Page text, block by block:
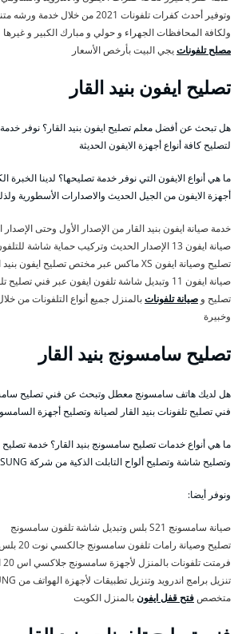
وتوفير أحدث كفرات تلفونات 2021 من
ولكافة المحافظات الجهراء و حولي و مبارك الكبير و غيرها
مصلح تلفوناتيجي البيت بأرخص الأسعار
تصليح ايفون بنيد القار
هل تبحث عن أفضل معلم تصليح ايفون بنيد القار؟ نوفر خدمة
لتصليح كافة أنواع أجهزة الايفون الحديثة
ما هي أنواع الايفون التي نوفر خدمة تصليحها؟ لدينا الخبرة
أجهزة الايفون من الجيل الحديث والاصدارات الأسطورية
خدمة صيانة ايفون بنيد القار من الإصدار الأول وحتى الإصدار
صيانة ايفون 13 الإصدار الحديث وتركيب حماية شاشة للتلفون
تصليح وصيانة ايفون XS ماكس عبر مختص تصليح ايفون بنيد القار
صيانة ايفون 11 وتبديل شاشة تلفون ايفون عبر فني تصليح تلفونات يجي البيت
تصليح و صيانة تلفوناتبالمنزل جميع أنواع التلفونات من
وخبيرة
تصليح سامسونج بنيد القار
هل لديك هاتف سامسونج معطل وتبحث عن فني تصليح
فني تصليح تلفونات بنيد القار لصيانة وتصليح أجهزة
ما هي أنواع خدمات تصليح سامسونج بنيد القار؟ خدمة تصليح
وتصليح شاشة وتصليح ألواح التابلت الذكية من شركة SAMSUNG
ونوفر أيضا:
صيانة سامسونج S21 بلس وتبديل شاشة تلفون سامسونج
تصليح وصيانة رامات تلفون سامسونج جالكسي نوت 20 بلس
فرمتت تلفونات بالمنزل لأجهزة سامسونج جلاكسي اس 20 الترا
تنزيل برامج اندرويد وتنزيل تطبيقات لأجهزة الهواتف من SAMSUNG
متخصصفتح قفل ايفونبالمنزل الكويت